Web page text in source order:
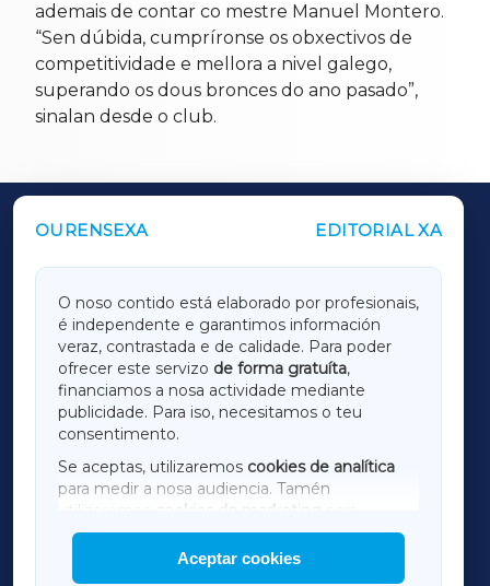
ademais de contar co mestre Manuel Montero.
“Sen dúbida, cumpríronse os obxectivos de
competitividade e mellora a nivel galego,
superando os dous bronces do ano pasado”,
sinalan desde o club.
OURENSEXA EDITORIAL XA
O noso contido está elaborado por profesionais,
é independente e garantimos información
veraz, contrastada e de calidade. Para poder
ofrecer este servizo de forma gratuíta,
financiamos a nosa actividade mediante
publicidade. Para iso, necesitamos o teu
consentimento.
Se aceptas, utilizaremos cookies de analítica
para medir a nosa audiencia. Tamén
utilizaremos
cookies de marketing
mostrar publicidade de terceiros.
Así mesmo, podes personalizar a elección das
Aceptar cookies
OUTROS PERIÓDICOS
LUGOXA
TERRACHAXA
AMARIÑAXA
RIBEIRASACRAXA